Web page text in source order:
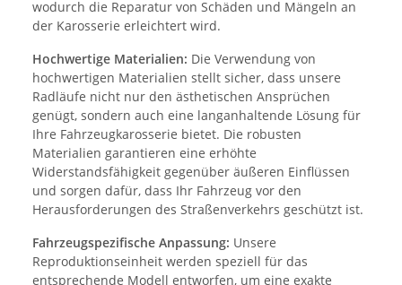
wodurch die Reparatur von Schäden und Mängeln an
der Karosserie erleichtert wird.
Hochwertige Materialien: Die Verwendung von
hochwertigen Materialien stellt sicher, dass unsere
Radläufe nicht nur den ästhetischen Ansprüchen
genügt, sondern auch eine langanhaltende Lösung für
Ihre Fahrzeugkarosserie bietet. Die robusten
Materialien garantieren eine erhöhte
Widerstandsfähigkeit gegenüber äußeren Einflüssen
und sorgen dafür, dass Ihr Fahrzeug vor den
Herausforderungen des Straßenverkehrs geschützt ist.
Fahrzeugspezifische Anpassung: Unsere
Reproduktionseinheit werden speziell für das
entsprechende Modell entworfen, um eine exakte